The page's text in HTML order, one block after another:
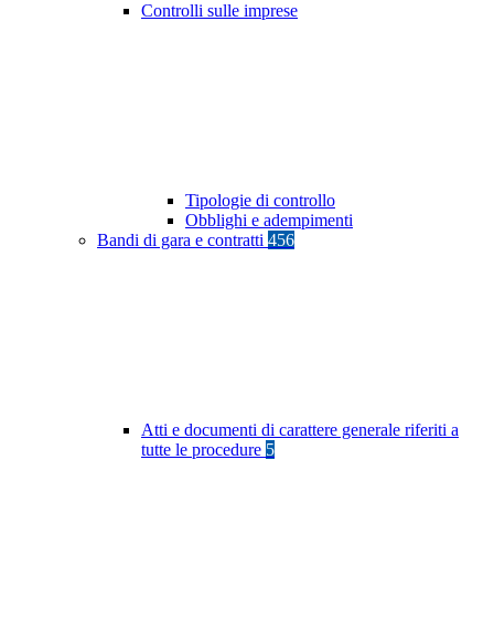
Controlli sulle imprese
Tipologie di controllo
Obblighi e adempimenti
Bandi di gara e contratti 456
Atti e documenti di carattere generale riferiti a
tutte le procedure 5